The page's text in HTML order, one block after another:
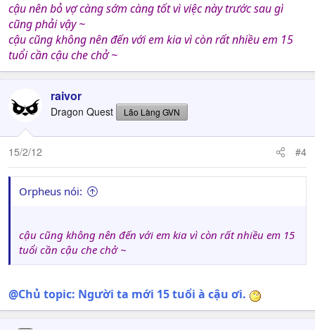
cậu nên bỏ vợ càng sớm càng tốt vì việc này trước sau gì
cũng phải vậy ~
cậu cũng không nên đến với em kia vì còn rất nhiều em 15
tuổi cần cậu che chở ~
raivor
Dragon Quest Lão Làng GVN
15/2/12 #4
Orpheus nói:
cậu cũng không nên đến với em kia vì còn rất nhiều em 15
tuổi cần cậu che chở ~
@Chủ topic: Người ta mới 15 tuổi à cậu ơi.